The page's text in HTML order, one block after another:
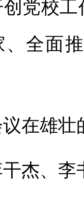
党校
、全面
在雄壮
杰、李